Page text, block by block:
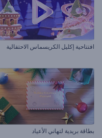
افتتاحية إكليل الكريسماس الاحتفالية
بطاقة بريدية لتهاني الأعياد